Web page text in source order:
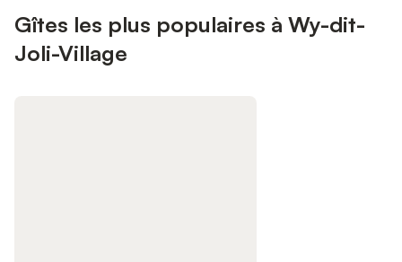
Gîtes les plus populaires à Wy-dit-
Joli-Village